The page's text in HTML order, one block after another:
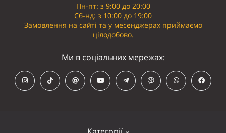
Пн-пт: з 9:00 до 20:00
Сб-нд: з 10:00 до 19:00
Замовлення на сайті та у месенджерах приймаємо
цілодобово.
Ми в соціальних мережах: